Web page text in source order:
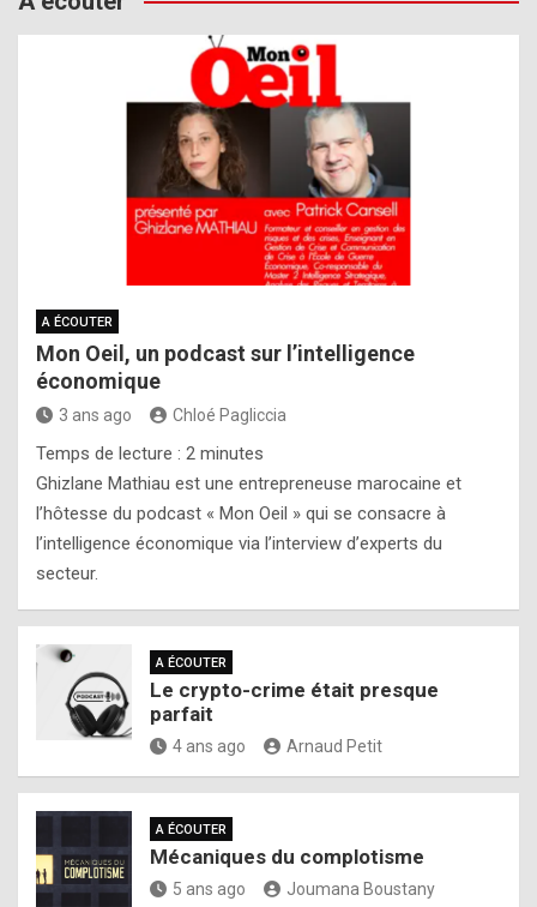
A ÉCOUTER
Mon Oeil, un podcast sur l’intelligence
économique
3 ans ago Chloé Pagliccia
Temps de lecture : 2 minutes
Ghizlane Mathiau est une entrepreneuse marocaine et
l’hôtesse du podcast « Mon Oeil » qui se consacre à
l’intelligence économique via l’interview d’experts du
secteur.
A ÉCOUTER
Le crypto-crime était presque
parfait
4 ans ago Arnaud Petit
A ÉCOUTER
Mécaniques du complotisme
5 ans ago Joumana Boustany